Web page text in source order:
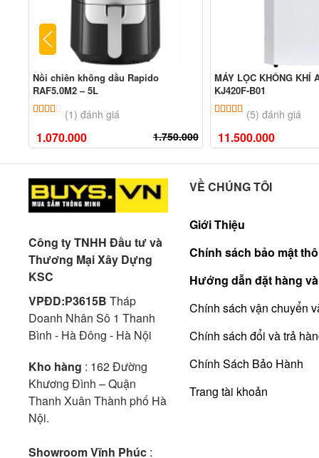
Nồi chiên không dầu Rapido
RAF5.0M2 – 5L
4.00 trên 5 dựa trên
(1) đánh giá
1.070.000 1.750.000
MÁY LỌC KHÔNG KHÍ
KJ420F-B01
5.00 trên 5 dựa
(5) đánh giá
11.500.000
Công ty TNHH Đầu tư và
Thương Mại Xây Dựng
KSC
VPĐD:P3615B Tháp
Doanh Nhân Sô 1 Thanh
Bình - Hà Đông - Hà Nội
Kho hàng : 162 Đường
Khương Đình – Quận
Thanh Xuân Thành phố Hà
Nội.
Showroom Vĩnh Phúc :
VỀ CHÚNG TÔI
Giới Thiệu
Chính sách bảo mật
Hướng dẫn đặt hàng
Chính sách vận chuyển
Chính sách đổi và trả
Chính Sách Bảo Hành
Trang tài khoản